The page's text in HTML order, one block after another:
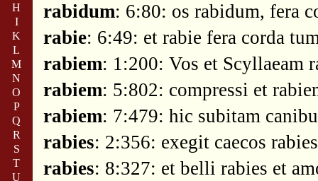
H
I
K
L
M
N
O
P
Q
R
S
T
U
rabidum: 6:80: os rabidum, fera
rabie: 6:49: et rabie fera corda
rabiem: 1:200: Vos et Scyllaeam
rabiem: 5:802: compressi et
rabiem: 7:479: hic subitam
rabies: 2:356: exegit caecos
rabies: 8:327: et belli rabies et